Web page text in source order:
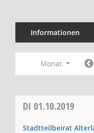
Informationen
Monat
DI 01.10.2019
Stadtteilbeirat